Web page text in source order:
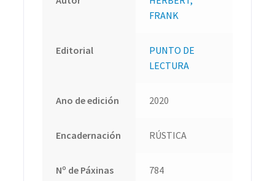
FRANK
Editorial
PUNTO DE
LECTURA
Ano de edición 2020
Encadernación RÚSTICA
Nº de Páxinas 784